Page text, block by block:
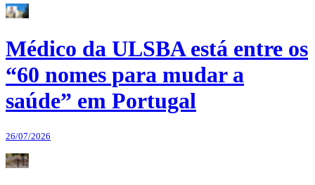
Médico da ULSBA está entre os
“60 nomes para mudar a
saúde” em Portugal
26/07/2026